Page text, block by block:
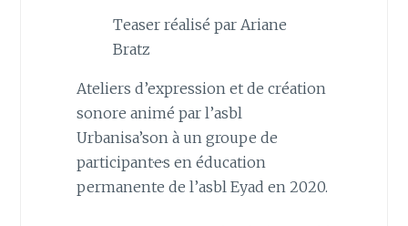
Teaser réalisé par Ariane
Bratz
Ateliers d’expression et de création
sonore animé par l’asbl
Urbanisa’son à un groupe de
participant·e·s en éducation
permanente de l’asbl Eyad en 2020.